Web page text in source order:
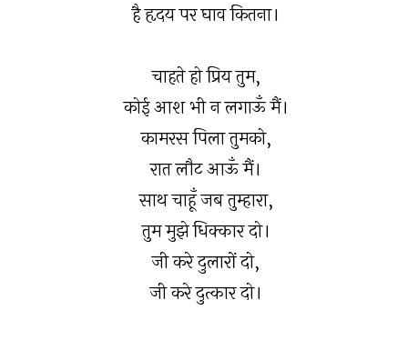
है हृदय पर घाव कितना।
चाहते हो प्रिय तुम,
कोई आश भी न लगाऊँ मैं।
कामरस पिला तुमको,
रात लौट आऊँ मैं।
साथ चाहूँ जब तुम्हारा,
तुम मुझे धिक्कार दो।
जी करे दुलारों दो,
जी करे दुत्कार दो।